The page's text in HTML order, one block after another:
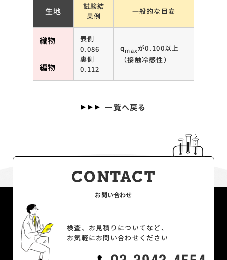
生地
試験結
果例
一般的な目安
織物
表側
0.086
裏側
0.112
qmaxが0.100以上
（接触冷感性）
編物
一覧へ戻る
CONTACT
お問い合わせ
検査、お見積りについてなど、
お気軽にお問い合わせください